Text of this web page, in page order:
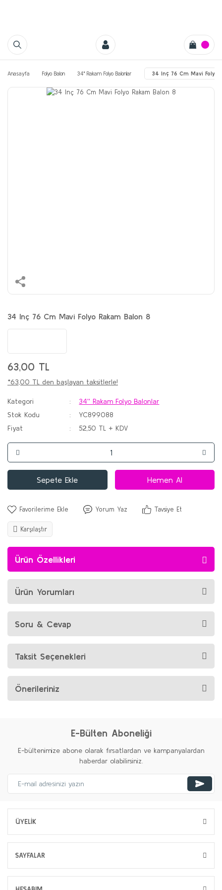
Anasayfa Folyo Balon 34'' Rakam Folyo Balonlar 34 Inç 76 Cm Mavi Folyo
34 Inç 76 Cm Mavi Folyo Rakam Balon 8
63,00 TL
*63,00 TL den başlayan taksitlerle!
Kategori
34'' Rakam Folyo Balonlar
Stok Kodu
YC899088
Fiyat
52,50 TL + KDV
Sepete Ekle Hemen Al
Yorum Yaz Tavsiye Et
Karşılaştır
Ürün Özellikleri
Ürün Yorumları
Soru & Cevap
Taksit Seçenekleri
Önerileriniz
E-Bülten Aboneliği
E-bültenimize abone olarak fırsatlardan ve kampanyalardan
haberdar olabilirsiniz.
ÜYELİK
SAYFALAR